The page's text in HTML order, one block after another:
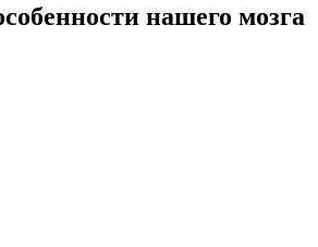
нашего мозга